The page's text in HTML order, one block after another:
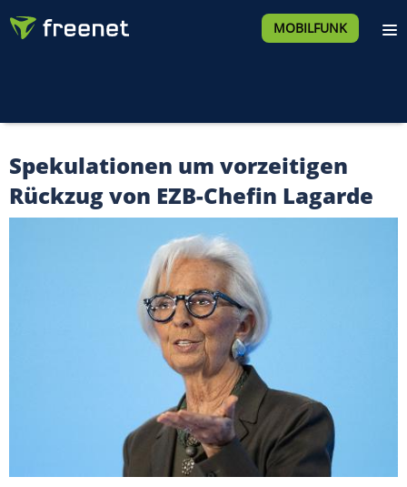
MOBILFUNK
Spekulationen um vorzeitigen
Rückzug von EZB-Chefin Lagarde